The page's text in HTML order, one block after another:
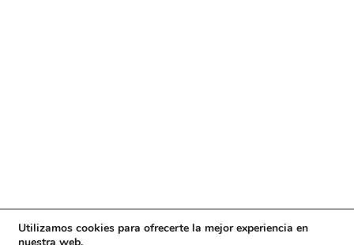
Utilizamos cookies para ofrecerte la mejor experiencia en